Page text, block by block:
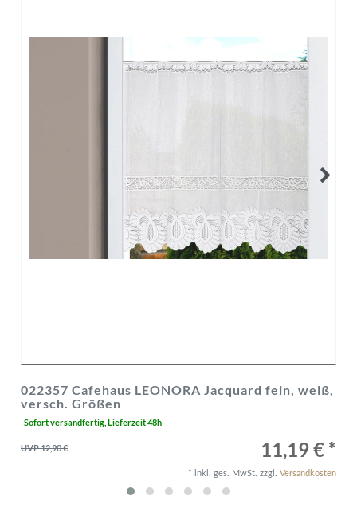
022357 Cafehaus LEONORA Jacquard fein, weiß,
versch. Größen
Sofort versandfertig, Lieferzeit 48h
UVP 12,90 € 11,19 € *
* inkl. ges. MwSt. zzgl. Versandkosten